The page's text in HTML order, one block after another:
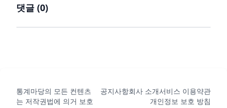
댓글 (0)
통계마당의 모든 컨텐츠
는 저작권법에 의거 보호
공지사항회사 소개서비스 이용약관
개인정보 보호 방침